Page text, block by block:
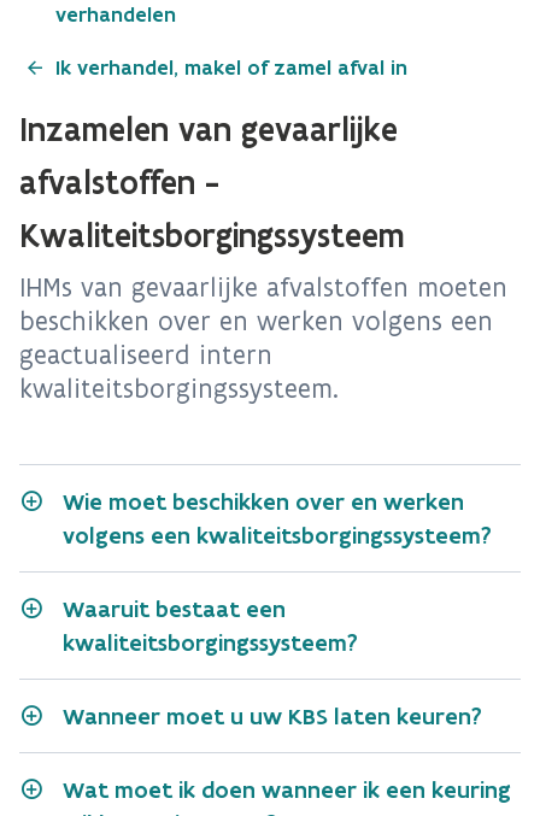
verhandelen
Ik verhandel, makel of zamel afval in
Inzamelen van gevaarlijke
afvalstoffen -
Kwaliteitsborgingssysteem
IHMs van gevaarlijke afvalstoffen moeten
beschikken over en werken volgens een
geactualiseerd intern
kwaliteitsborgingssysteem.
Wie moet beschikken over en werken
volgens een kwaliteitsborgingssysteem?
Waaruit bestaat een
kwaliteitsborgingssysteem?
Wanneer moet u uw KBS laten keuren?
Wat moet ik doen wanneer ik een keuring